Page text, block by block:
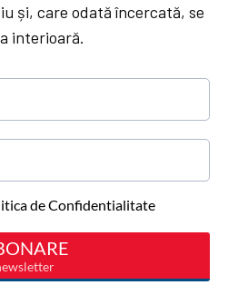
și, care odată încercată, se
interioară.